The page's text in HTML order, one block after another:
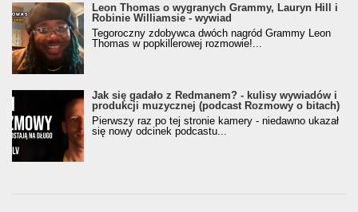
Leon Thomas o wygranych Grammy, Lauryn Hill i
Robinie Williamsie - wywiad
Tegoroczny zdobywca dwóch nagród Grammy Leon
Thomas w popkillerowej rozmowie!...
Jak się gadało z Redmanem? - kulisy wywiadów i
produkcji muzycznej (podcast Rozmowy o bitach)
Pierwszy raz po tej stronie kamery - niedawno ukazał
się nowy odcinek podcastu...